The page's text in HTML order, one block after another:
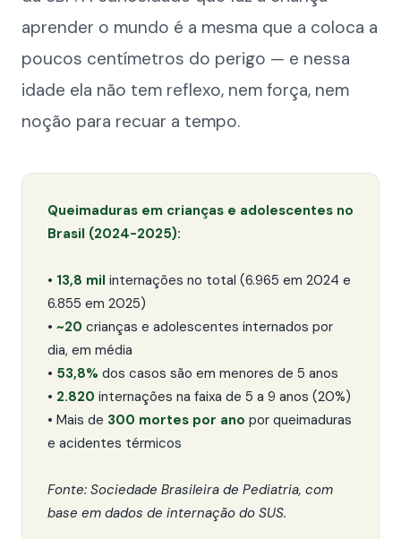
aprender o mundo é a mesma que a coloca a
poucos centímetros do perigo — e nessa
idade ela não tem reflexo, nem força, nem
noção para recuar a tempo.
Queimaduras em crianças e adolescentes no
Brasil (2024-2025):
• 13,8 mil internações no total (6.965 em 2024 e
6.855 em 2025)
• ~20 crianças e adolescentes internados por
dia, em média
• 53,8% dos casos são em menores de 5 anos
• 2.820 internações na faixa de 5 a 9 anos (20%)
• Mais de 300 mortes por ano por queimaduras
e acidentes térmicos
Fonte: Sociedade Brasileira de Pediatria, com
base em dados de internação do SUS.